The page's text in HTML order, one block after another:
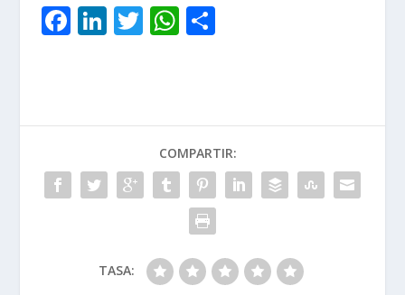
F
o
o
k
Li
dI
n
T W
A
p
p
ar
ti
r
COMPARTIR:
TASA: